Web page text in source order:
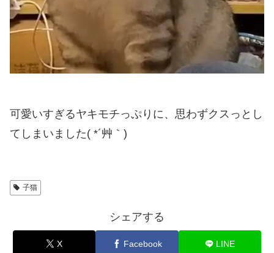
可愛いすぎるヤキモチっぷりに、思わずクスっとし
てしまいました( *´艸｀)
子猫
シェアする
X Facebook LINE